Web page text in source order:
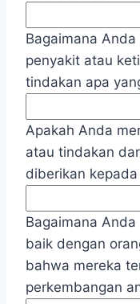
Bagaimana
penyakit atau
tindakan apa
Apakah Anda
atau tindakan
diberikan kepada
Bagaimana
baik dengan
bahwa mereka
perkembangan